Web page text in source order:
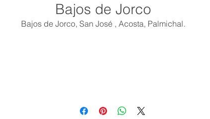
Bajos de Jorco
Bajos de Jorco, San José , Acosta, Palmichal.